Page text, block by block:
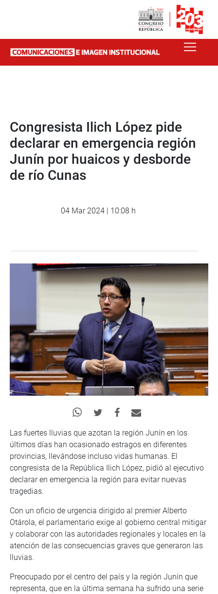
Congresista Ilich López pide
declarar en emergencia región
Junín por huaicos y desborde
de río Cunas
04 Mar 2024 | 10:08 h
Las fuertes lluvias que azotan la región Junín en los
últimos días han ocasionado estragos en diferentes
provincias, llevándose incluso vidas humanas. El
congresista de la República Ilich López, pidió al ejecutivo
declarar en emergencia la región para evitar nuevas
tragedias.
Con un oficio de urgencia dirigido al premier Alberto
Otárola, el parlamentario exige al gobierno central mitigar
y colaborar con las autoridades regionales y locales en la
atención de las consecuencias graves que generaron las
lluvias.
Preocupado por el centro del país y la región Junín que
representa, que en la última semana ha sufrido una serie